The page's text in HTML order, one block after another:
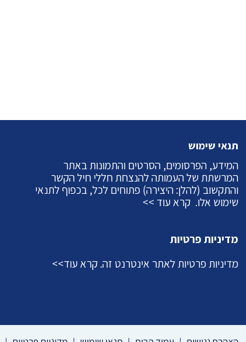
תנאי שימוש
המידע, הפרסומים, הסרטים והתמונות באתר
המרשתת של העמותה להנצחת חללי חיל הקשר
והתקשוב (להלן: היצירה) פתוחים לכל, בכפוף לתנאי
שימוש אלו.קרא עוד >>
מדיניות פרטיות
מדיניות פרטיות לאתר אינטרנט זה.קרא עוד>>